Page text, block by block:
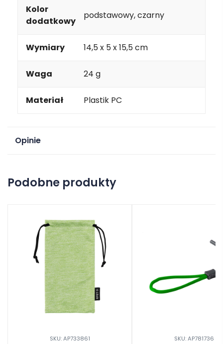
Kolor
dodatkowy
podstawowy, czarny
Wymiary 14,5 x 5 x 15,5 cm
Waga 24 g
Materiał Plastik PC
Opinie
Podobne produkty
SKU: AP733861 SKU: AP781736